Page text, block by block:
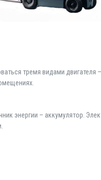
тремя видами
энергии – аккумулятор.